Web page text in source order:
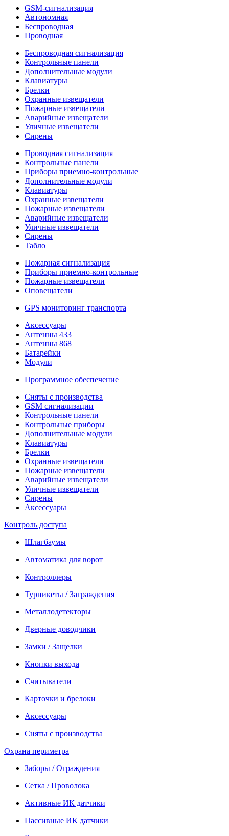
GSM-сигнализация
Автономная
Беспроводная
Проводная
Беспроводная сигнализация
Контрольные панели
Дополнительные модули
Клавиатуры
Брелки
Охранные извещатели
Пожарные извещатели
Аварийные извещатели
Уличные извещатели
Сирены
Проводная сигнализация
Контрольные панели
Приборы приемно-контрольные
Дополнительные модули
Клавиатуры
Охранные извещатели
Пожарные извещатели
Аварийные извещатели
Уличные извещатели
Сирены
Табло
Пожарная сигнализация
Приборы приемно-контрольные
Пожарные извещатели
Оповещатели
GPS мониторинг транспорта
Аксессуары
Антенны 433
Антенны 868
Батарейки
Модули
Программное обеспечение
Сняты с производства
GSM сигнализации
Контрольные панели
Контрольные приборы
Дополнительные модули
Клавиатуры
Брелки
Охранные извещатели
Пожарные извещатели
Аварийные извещатели
Уличные извещатели
Сирены
Аксессуары
Контроль доступа
Шлагбаумы
Автоматика для ворот
Контроллеры
Турникеты / Заграждения
Металлодетекторы
Дверные доводчики
Замки / Защелки
Кнопки выхода
Считыватели
Карточки и брелоки
Аксессуары
Сняты с производства
Охрана периметра
Заборы / Ограждения
Сетка / Проволока
Активные ИК датчики
Пассивные ИК датчики